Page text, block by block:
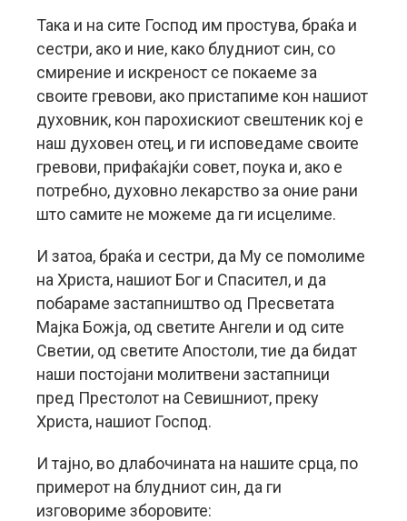
Така и на сите Господ им простува, браќа и
сестри, ако и ние, како блудниот син, со
смирение и искреност се покаеме за
своите гревови, ако пристапиме кон нашиот
духовник, кон парохискиот свештеник кој е
наш духовен отец, и ги исповедаме своите
гревови, прифаќајќи совет, поука и, ако е
потребно, духовно лекарство за оние рани
што самите не можеме да ги исцелиме.
И затоа, браќа и сестри, да Му се помолиме
на Христа, нашиот Бог и Спасител, и да
побараме застапништво од Пресветата
Мајка Божја, од светите Ангели и од сите
Светии, од светите Апостоли, тие да бидат
наши постојани молитвени застапници
пред Престолот на Севишниот, преку
Христа, нашиот Господ.
И тајно, во длабочината на нашите срца, по
примерот на блудниот син, да ги
изговориме зборовите: